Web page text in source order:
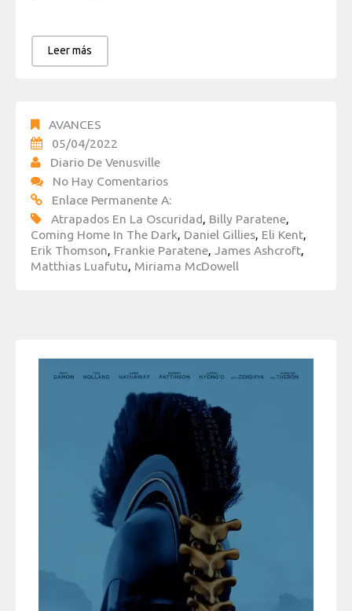
Leer más
AVANCES
05/04/2022
Diario De Venusville
No Hay Comentarios
Enlace Permanente A:
Atrapados En La Oscuridad, Billy Paratene,
Coming Home In The Dark, Daniel Gillies, Eli Kent,
Erik Thomson, Frankie Paratene, James Ashcroft,
Matthias Luafutu, Miriama McDowell